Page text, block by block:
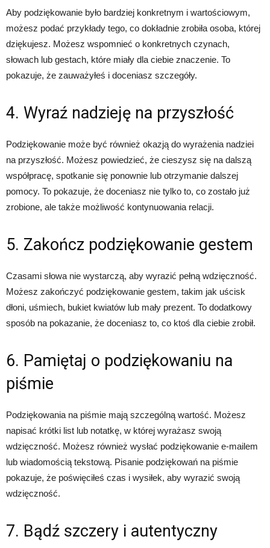
Aby podziękowanie było bardziej konkretnym i wartościowym,
możesz podać przykłady tego, co dokładnie zrobiła osoba, której
dziękujesz. Możesz wspomnieć o konkretnych czynach,
słowach lub gestach, które miały dla ciebie znaczenie. To
pokazuje, że zauważyłeś i doceniasz szczegóły.
4. Wyraź nadzieję na przyszłość
Podziękowanie może być również okazją do wyrażenia nadziei
na przyszłość. Możesz powiedzieć, że cieszysz się na dalszą
współpracę, spotkanie się ponownie lub otrzymanie dalszej
pomocy. To pokazuje, że doceniasz nie tylko to, co zostało już
zrobione, ale także możliwość kontynuowania relacji.
5. Zakończ podziękowanie gestem
Czasami słowa nie wystarczą, aby wyrazić pełną wdzięczność.
Możesz zakończyć podziękowanie gestem, takim jak uścisk
dłoni, uśmiech, bukiet kwiatów lub mały prezent. To dodatkowy
sposób na pokazanie, że doceniasz to, co ktoś dla ciebie zrobił.
6. Pamiętaj o podziękowaniu na
piśmie
Podziękowania na piśmie mają szczególną wartość. Możesz
napisać krótki list lub notatkę, w której wyrażasz swoją
wdzięczność. Możesz również wysłać podziękowanie e-mailem
lub wiadomością tekstową. Pisanie podziękowań na piśmie
pokazuje, że poświęciłeś czas i wysiłek, aby wyrazić swoją
wdzięczność.
7. Bądź szczery i autentyczny